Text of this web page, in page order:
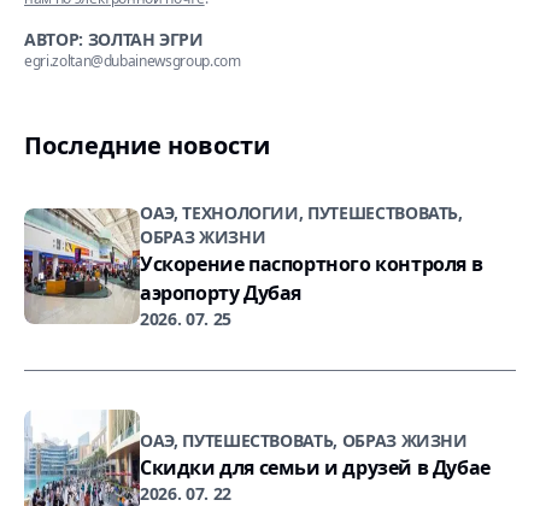
АВТОР: ЗОЛТАН ЭГРИ
egri.zoltan@dubainewsgroup.com
Последние новости
ОАЭ, ТЕХНОЛОГИИ, ПУТЕШЕСТВОВАТЬ,
ОБРАЗ ЖИЗНИ
Ускорение паспортного контроля в
аэропорту Дубая
2026. 07. 25
ОАЭ, ПУТЕШЕСТВОВАТЬ, ОБРАЗ ЖИЗНИ
Скидки для семьи и друзей в Дубае
2026. 07. 22